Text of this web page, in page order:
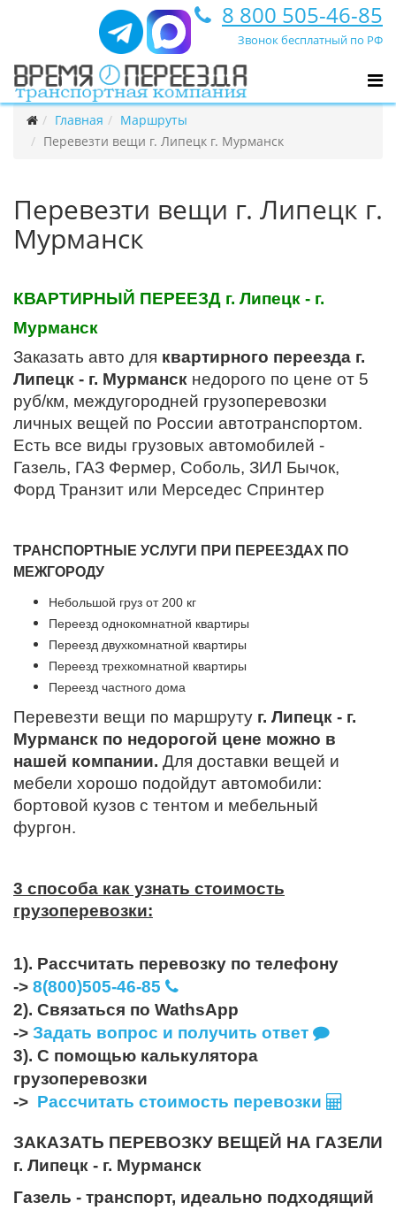
8 800 505-46-85
Звонок бесплатный по РФ
Главная
Маршруты
Перевезти вещи г. Липецк г. Мурманск
Перевезти вещи г. Липецк г.
Мурманск
КВАРТИРНЫЙ ПЕРЕЕЗД г. Липецк - г.
Мурманск
Заказать авто для квартирного переезда г.
Липецк - г. Мурманск недорого по цене от 5
руб/км, междугородней грузоперевозки
личных вещей по России автотранспортом.
Есть все виды грузовых автомобилей -
Газель, ГАЗ Фермер, Соболь, ЗИЛ Бычок,
Форд Транзит или Мерседес Спринтер
ТРАНСПОРТНЫЕ УСЛУГИ ПРИ ПЕРЕЕЗДАХ ПО
МЕЖГОРОДУ
Небольшой груз от 200 кг
Переезд однокомнатной квартиры
Переезд двухкомнатной квартиры
Переезд трехкомнатной квартиры
Переезд частного дома
Перевезти вещи по маршруту г. Липецк - г.
Мурманск по недорогой цене можно в
нашей компании. Для доставки вещей и
мебели хорошо подойдут автомобили:
бортовой кузов с тентом и мебельный
фургон.
3 способа как узнать стоимость
грузоперевозки:
1). Рассчитать перевозку по телефону
-> 8(800)505-46-85
2). Связаться по WathsApp
-> Задать вопрос и получить ответ
3). С помощью калькулятора
грузоперевозки
-> Рассчитать стоимость перевозки
ЗАКАЗАТЬ ПЕРЕВОЗКУ ВЕЩЕЙ НА ГАЗЕЛИ
г. Липецк - г. Мурманск
Газель - транспорт, идеально подходящий